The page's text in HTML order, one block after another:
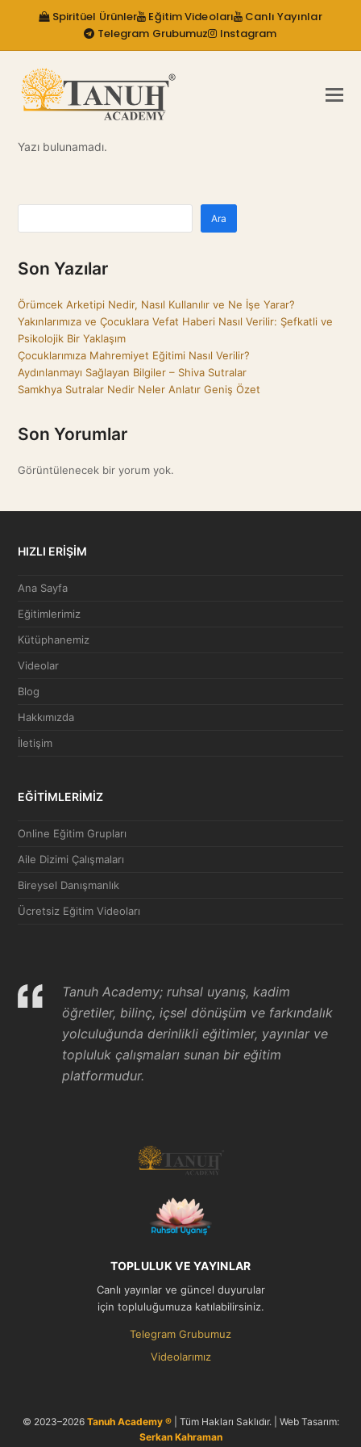
Spiritüel Ürünler Eğitim Videoları
Canlı Yayınlar
Telegram Grubumuz
Instagram
Yazı bulunamadı.
Ara
Son Yazılar
Örümcek Arketipi Nedir, Nasıl Kullanılır ve Ne İşe Yarar?
Yakınlarımıza ve Çocuklara Vefat Haberi Nasıl Verilir: Şefkatli ve
Psikolojik Bir Yaklaşım
Çocuklarımıza Mahremiyet Eğitimi Nasıl Verilir?
Aydınlanmayı Sağlayan Bilgiler – Shiva Sutralar
Samkhya Sutralar Nedir Neler Anlatır Geniş Özet
Son Yorumlar
Görüntülenecek bir yorum yok.
HIZLI ERİŞİM
Ana Sayfa
Eğitimlerimiz
Kütüphanemiz
Videolar
Blog
Hakkımızda
İletişim
EĞİTİMLERİMİZ
Online Eğitim Grupları
Aile Dizimi Çalışmaları
Bireysel Danışmanlık
Ücretsiz Eğitim Videoları
Tanuh Academy; ruhsal uyanış, kadim
öğretiler, bilinç, içsel dönüşüm ve farkındalık
yolculuğunda derinlikli eğitimler, yayınlar ve
topluluk çalışmaları sunan bir eğitim
platformudur.
TOPLULUK VE YAYINLAR
Canlı yayınlar ve güncel duyurular
için topluluğumuza katılabilirsiniz.
Telegram Grubumuz
Videolarımız
© 2023–2026 Tanuh Academy ®
| Tüm Hakları Saklıdır. | Web Tasarım:
Serkan Kahraman